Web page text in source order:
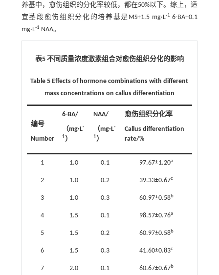
养基中，愈伤组织的分化率较低，都在50%以下。综上，适
宜茎段愈伤组织分化的培养基是MS+1.5 mg·L-1 6-BA+0.1
mg·L-1 NAA。
表5 不同质量浓度激素组合对愈伤组织分化的影响
Table 5 Effects of hormone combinations with different
mass concentrations on callus differentiation
编号
Number
6-BA/
（mg·L-
1）
NAA/
（mg·L-
1）
愈伤组织分化率
Callus differentiation
rate/%
1 1.0 0.1 97.67±1.20a
2 1.0 0.2 39.33±0.67c
3 1.0 0.3 60.97±0.58b
4 1.5 0.1 98.57±0.76a
5 1.5 0.2 60.97±0.58b
6 1.5 0.3 41.60±0.83c
7 2.0 0.1 60.67±0.67b